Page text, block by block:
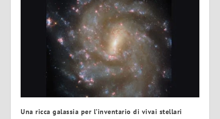
Una ricca galassia per l’inventario di vivai stellari